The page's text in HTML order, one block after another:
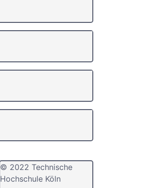
© 2022 Technische
Hochschule Köln